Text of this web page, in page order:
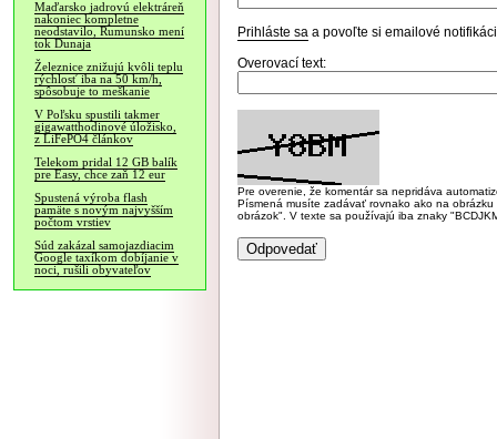
Maďarsko jadrovú elektráreň
nakoniec kompletne
neodstavilo, Rumunsko mení
tok Dunaja
Železnice znižujú kvôli teplu
rýchlosť iba na 50 km/h,
spôsobuje to meškanie
V Poľsku spustili takmer
gigawatthodinové úložisko,
z LiFePO4 článkov
Telekom pridal 12 GB balík
pre Easy, chce zaň 12 eur
Spustená výroba flash
pamäte s novým najvyšším
počtom vrstiev
Súd zakázal samojazdiacim
Google taxíkom dobíjanie v
noci, rušili obyvateľov
Prihláste sa a povoľte si emailové
Overovací text:
Pre overenie, že komentár sa nepridáva
Písmená musíte zadávať rovnako ako na
obrázok". V texte sa používajú iba znaky